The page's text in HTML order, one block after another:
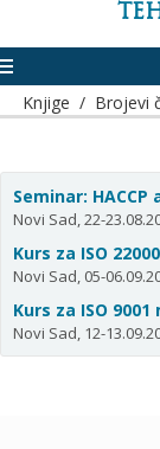
Knjige / Brojevi
Seminar:
Novi Sad, 22-
Kurs za ISO
Novi Sad, 05-
Kurs za ISO
Novi Sad, 12-